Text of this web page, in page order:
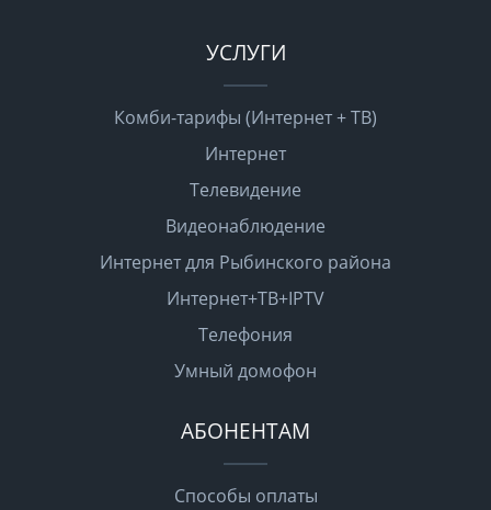
УСЛУГИ
Комби-тарифы (Интернет + ТВ)
Интернет
Телевидение
Видеонаблюдение
Интернет для Рыбинского района
Интернет+ТВ+IPTV
Телефония
Умный домофон
АБОНЕНТАМ
Способы оплаты